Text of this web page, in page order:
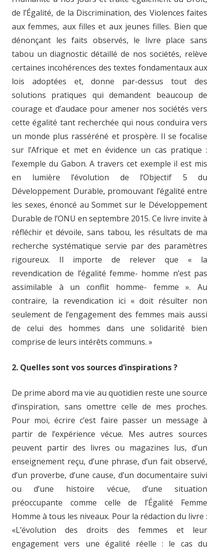
de l’Égalité, de la Discrimination, des Violences faites
aux femmes, aux filles et aux jeunes filles. Bien que
dénonçant les faits observés, le livre place sans
tabou un diagnostic détaillé de nos sociétés, relève
certaines incohérences des textes fondamentaux aux
lois adoptées et, donne par-dessus tout des
solutions pratiques qui demandent beaucoup de
courage et d’audace pour amener nos sociétés vers
cette égalité tant recherchée qui nous conduira vers
un monde plus rasséréné et prospère. Il se focalise
sur l’Afrique et met en évidence un cas pratique :
l’exemple du Gabon. A travers cet exemple il est mis
en lumière l’évolution de l’Objectif 5 du
Développement Durable, promouvant l’égalité entre
les sexes, énoncé au Sommet sur le Développement
Durable de l’ONU en septembre 2015. Ce livre invite à
réfléchir et dévoile, sans tabou, les résultats de ma
recherche systématique servie par des paramètres
rigoureux. Il importe de relever que « la
revendication de l’égalité femme- homme n’est pas
assimilable à un conflit homme- femme ». Au
contraire, la revendication ici « doit résulter non
seulement de l’engagement des femmes mais aussi
de celui des hommes dans une solidarité bien
comprise de leurs intérêts communs. »
2. Quelles sont vos sources d’inspirations ?
De prime abord ma vie au quotidien reste une source
d’inspiration, sans omettre celle de mes proches.
Pour moi, écrire c’est faire passer un message à
partir de l’expérience vécue. Mes autres sources
peuvent partir des livres ou magazines lus, d’un
enseignement reçu, d’une phrase, d’un fait observé,
d’un proverbe, d’une cause, d’un documentaire suivi
ou d’une histoire vécue, d’une situation
préoccupante comme celle de l’Égalité Femme
Homme à tous les niveaux. Pour la rédaction du livre :
«L’évolution des droits des femmes et leur
engagement vers une égalité réelle : le cas du